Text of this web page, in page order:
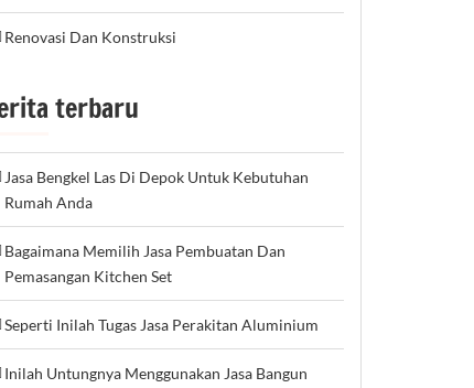
Renovasi Dan Konstruksi
terbaru
Jasa Bengkel Las Di Depok Untuk Kebutuhan
Rumah Anda
Bagaimana Memilih Jasa Pembuatan Dan
Pemasangan Kitchen Set
Seperti Inilah Tugas Jasa Perakitan Aluminium
Inilah Untungnya Menggunakan Jasa Bangun